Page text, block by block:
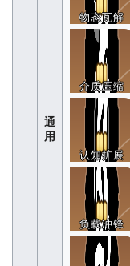
通
用
物态瓦解
介质压缩
认知扩展
负载冲锋